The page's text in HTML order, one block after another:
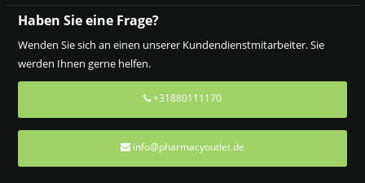
Haben Sie eine Frage?
Wenden Sie sich an einen unserer Kundendienstmitarbeiter. Sie
werden Ihnen gerne helfen.
+31880111170
info@pharmacyoutlet.de